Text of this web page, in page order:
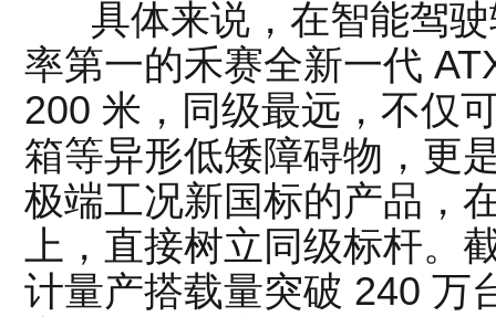
具体来说，在智能驾驶
率第一的禾赛全新一代
200 米，同级最远，不仅
箱等异形低矮障碍物，更
极端工况新国标的产品，
上，直接树立同级标杆。
计量产搭载量突破 240 万